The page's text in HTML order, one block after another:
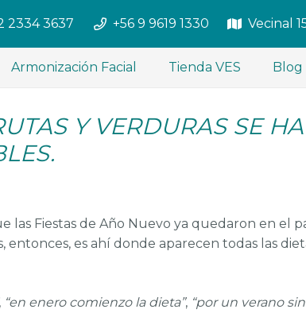
2334 3637 +56 9 9619 1330 Vecinal
Armonización Facial Tienda VES Blog
Y VERDURAS SE
las Fiestas de Año Nuevo ya quedaron en el
entonces, es ahí donde aparecen todas las
“en enero comienzo la dieta”, “por un verano